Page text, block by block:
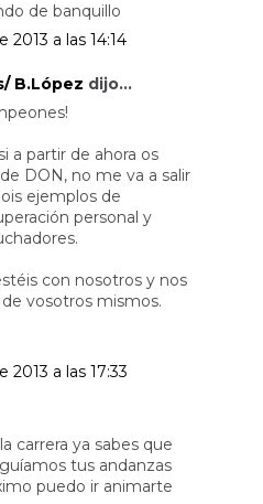
de banquillo
2013 a las 14:14
B.López dijo...
a partir de ahora os
DON, no me va a salir
ejemplos de
personal y
con nosotros y nos
vosotros mismos.
2013 a las 17:33
carrera ya sabes que
tus andanzas
puedo ir animarte